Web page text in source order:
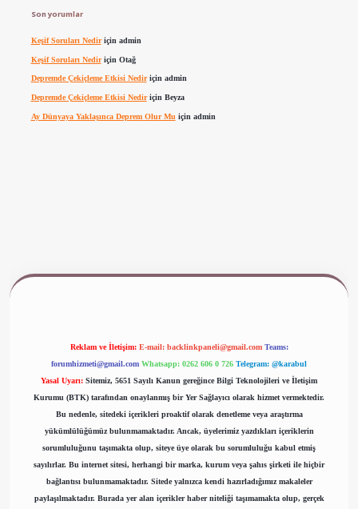
Son yorumlar
Keşif Soruları Nediriçin admin
Keşif Soruları Nediriçin Otağ
Depremde Çekiçleme Etkisi Nediriçin admin
Depremde Çekiçleme Etkisi Nediriçin Beyza
Ay Dünyaya Yaklaşınca Deprem Olur Mu için admin
Reklam ve İletişim: E-mail: backlinkpaneli@gmail.com Teams:
forumhizmeti@gmail.com Whatsapp: 0262 606 0 726 Telegram: @karabul
Yasal Uyarı: Sitemiz, 5651 Sayılı Kanun gereğince Bilgi Teknolojileri ve İletişim
Kurumu (BTK) tarafından onaylanmış bir Yer Sağlayıcı olarak hizmet vermektedir.
Bu nedenle, sitedeki içerikleri proaktif olarak denetleme veya araştırma
yükümlülüğümüz bulunmamaktadır. Ancak, üyelerimiz yazdıkları içeriklerin
sorumluluğunu taşımakta olup, siteye üye olarak bu sorumluluğu kabul etmiş
sayılırlar. Bu internet sitesi, herhangi bir marka, kurum veya şahıs şirketi ile hiçbir
bağlantısı bulunmamaktadır. Sitede yalnızca kendi hazırladığımız makaleler
paylaşılmaktadır. Burada yer alan içerikler haber niteliği taşımamakta olup, gerçek